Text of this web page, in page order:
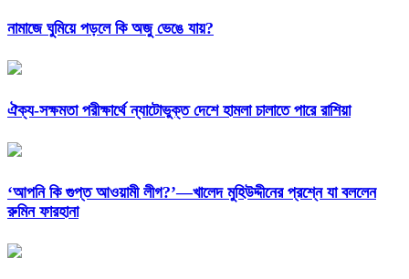
নামাজে ঘুমিয়ে পড়লে কি অজু ভেঙে যায়?
ঐক্য-সক্ষমতা পরীক্ষার্থে ন্যাটোভুক্ত দেশে হামলা চালাতে পারে রাশিয়া
‘আপনি কি গুপ্ত আওয়ামী লীগ?’—খালেদ মুহিউদ্দীনের প্রশ্নে যা বললেন
রুমিন ফারহানা